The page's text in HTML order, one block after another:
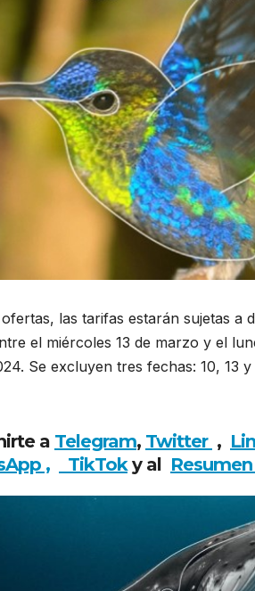
las tarifas estarán sujetas a
el miércoles 13 de marzo y el
Se excluyen tres fechas: 10, 13
a Telegram, Twitter ,
, TikToky al